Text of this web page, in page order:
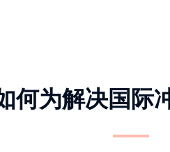
何为解决国际